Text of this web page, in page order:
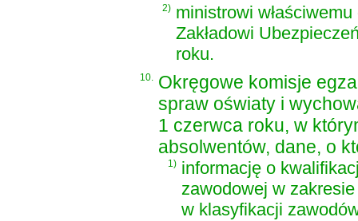
2) ministrowi
Zakładowi
roku.
10. Okręgowe komisje
spraw oświaty i
1 czerwca roku, w
absolwentów, dane, o
1) informację o
zawodowej w
w klasyfikacji